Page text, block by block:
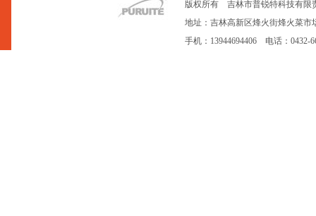
版权所有 吉林市普锐特科技有
地址：吉林高新区烽火街烽火菜
手机：13944694406 电话：0432-